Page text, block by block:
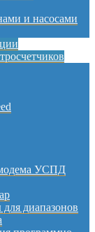
и насосами
УСПД
диапазонов